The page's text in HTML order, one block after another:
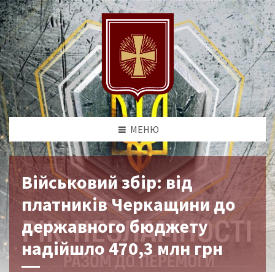
МЕНЮ
Військовий збір: від
платників Черкащини до
державного бюджету
надійшло 470,3 млн грн